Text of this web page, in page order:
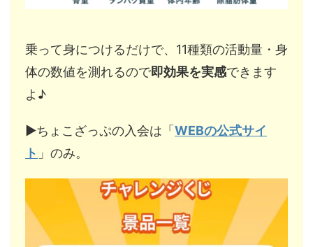
乗って身につけるだけで、11種類の活動量・身
体の数値を測れるので即効果を実感できます
よ♪
▶︎ちょこざっぷの入会は「 WEBの公式サイ
ト 」のみ。